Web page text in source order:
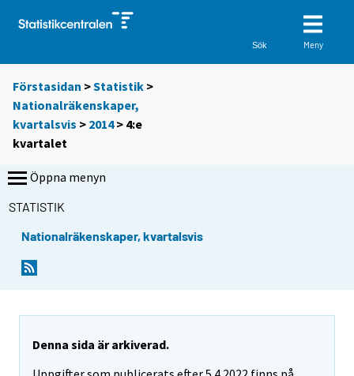
Sök Meny
Förstasidan >Statistik >
Nationalräkenskaper,
kvartalsvis > 2014> 4:e
kvartalet
Öppna menyn
STATISTIK
Nationalräkenskaper, kvartalsvis
Denna sida är arkiverad.